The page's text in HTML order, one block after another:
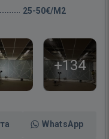
25-50€/M2
+134
WhatsApp